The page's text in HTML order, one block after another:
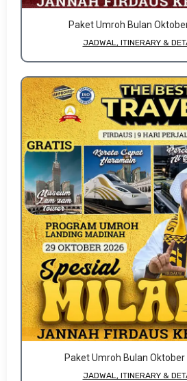
Paket Umroh Bulan
JADWAL, ITINERARY &
Paket Umroh Bulan Oktober
JADWAL, ITINERARY &